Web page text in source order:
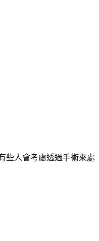
些人會考慮透過手術來處